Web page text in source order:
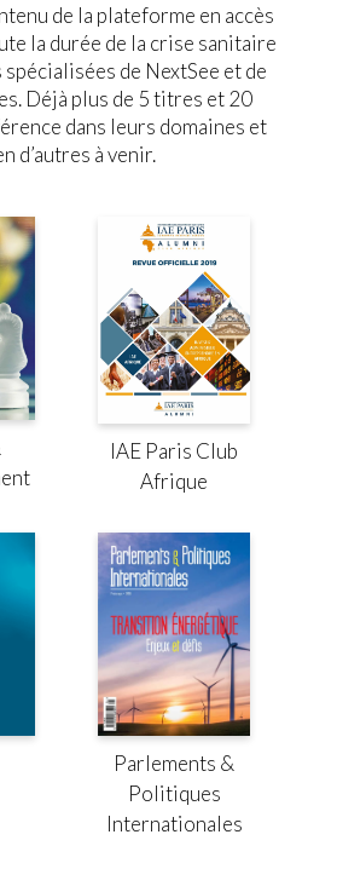
de la plateforme en accès
la durée de la crise sanitaire
spécialisées de NextSee et de
Déjà plus de 5 titres et 20
dans leurs domaines et
d’autres à venir.
IAE Paris Club
Afrique
Parlements &
Politiques
Internationales